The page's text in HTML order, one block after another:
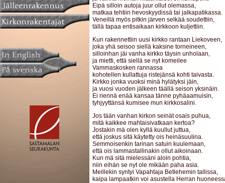
Eipä silloin autoja juur ollut olemassa,
matkaa tehtiin hevoskyydissä tai jalkapatikassa.
Veneillä myös pitkin järven selkää soudettiin,
tällä tapaa entisaikaan kirkkoon kuljettiin.
Kun rakennettiin uusi kirkko rantaan Liekoveen,
joka yhä seisoo siellä kaksine torneineen,
silloinhan jäi vanha kirkko täysin unholaan,
ja mietti, että siellä se nyt komeilee
Vammaskosken rannassa
kohotellen kullattuja ristejänsä kohti taivasta.
Kirkko jonka vuoksi minä hylätyksi jäin,
ja vuosi vuoden jälkeen täällä seison yksinäin.
Ei riennä enää kansaa tänne pyhäaamuisin,
tyhjyyttänsä kumisee mun kirkkosalini.
Jos tään vanhan kirkon seinät osais puhua,
mitä kaikkee mahtaisivatkaan kertoa?
Jostakin mä olen kyllä kuullut juttua,
että joskus sitä käytetty ois heinäsuulina.
Semmoisenkin tarinan satuin kuulemaan,
että ois lammastallinakin ollut aikoinaan.
Kun mä sitä mielessäni aloin pohtia,
niin eihän se nyt ole mikään paha asia.
Meillekin syntyi Vapahtaja Betlehemin tallissa,
kaipa lampaatkin voi asustella Herran